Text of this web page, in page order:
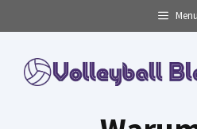
to
content
Menu